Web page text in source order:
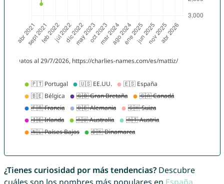
¿Tienes curiosidad por más tendencias?Descubre